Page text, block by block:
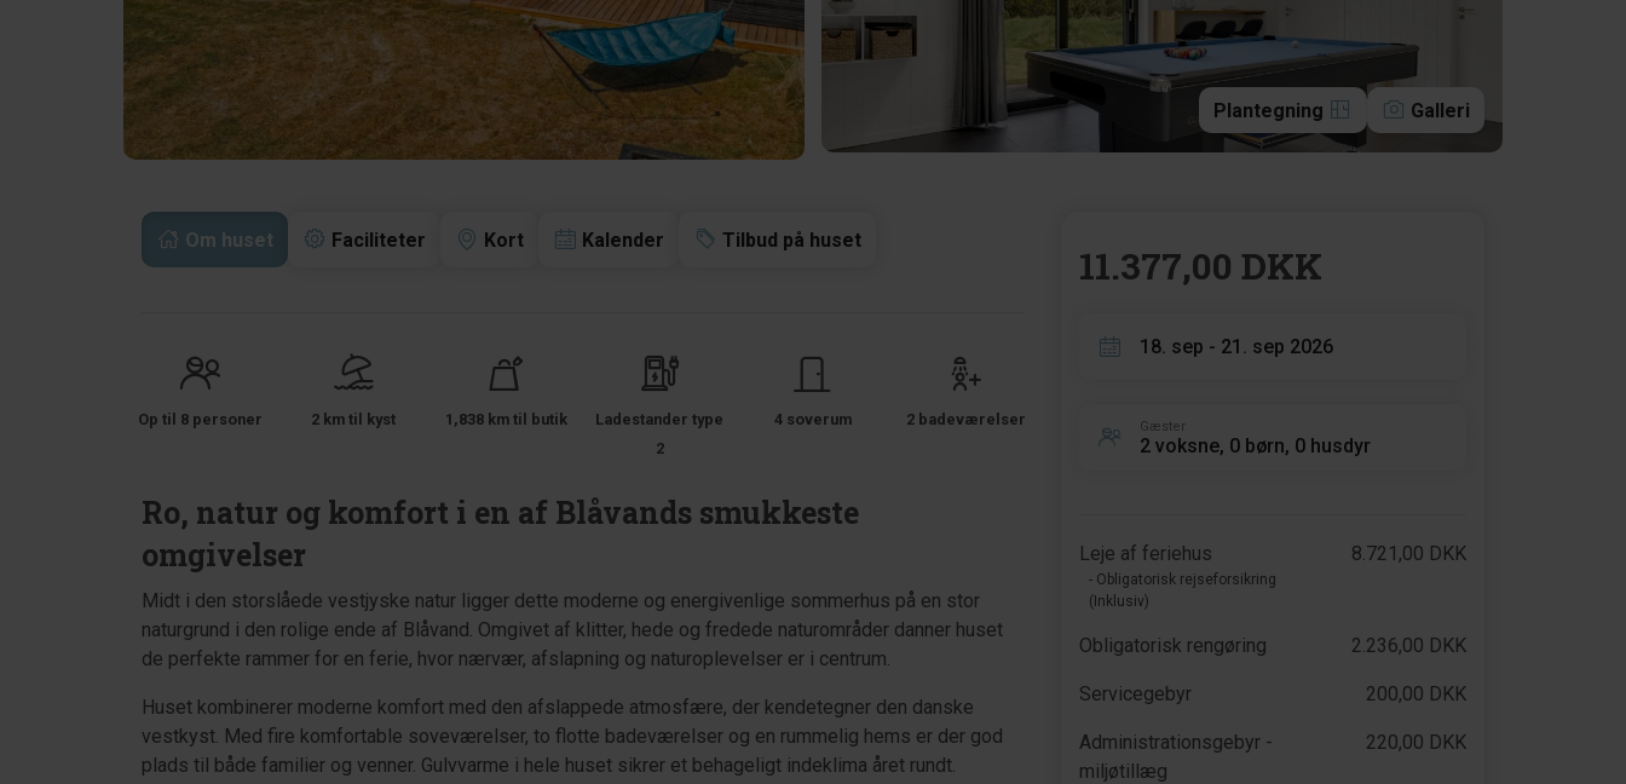
Plantegning Galleri
Om huset Faciliteter Kort Kalender Tilbud på huset
Op til 8 personer 2 km til kyst 1,838 km til butik
Ladestander type
2
4 soverum 2 badeværelser
Ro, natur og komfort i en af Blåvands smukkeste
omgivelser
Midt i den storslåede vestjyske natur ligger dette moderne og energivenlige sommerhus på en stor
naturgrund i den rolige ende af Blåvand. Omgivet af klitter, hede og fredede naturområder danner huset
de perfekte rammer for en ferie, hvor nærvær, afslapning og naturoplevelser er i centrum.
Huset kombinerer moderne komfort med den afslappede atmosfære, der kendetegner den danske
vestkyst. Med fire komfortable soveværelser, to flotte badeværelser og en rummelig hems er der god
plads til både familier og venner. Gulvvarme i hele huset sikrer et behageligt indeklima året rundt.
11.377,00 DKK
18. sep - 21. sep 2026
Gæster
2 voksne, 0 børn, 0 husdyr
Leje af feriehus
- Obligatorisk rejseforsikring
(Inklusiv)
8.721,00 DKK
Obligatorisk rengøring 2.236,00 DKK
Servicegebyr 200,00 DKK
Administrationsgebyr -
miljøtillæg
220,00 DKK